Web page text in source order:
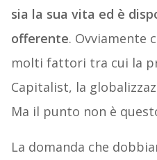
sia la sua vita ed è
offerente. Ovviamente
molti fattori tra cui la
Capitalist, la
Ma il punto non è
La domanda che